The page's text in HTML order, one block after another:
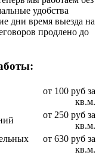
удобства
дни время выезда на
продлено до
от 100 руб за
кв.м.
от 250 руб за
кв.м.
от 630 руб за
кв.м.